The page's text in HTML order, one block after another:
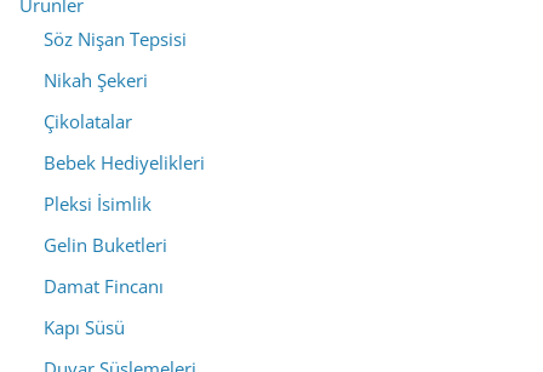
Ürünler
Söz Nişan Tepsisi
Nikah Şekeri
Çikolatalar
Bebek Hediyelikleri
Pleksi İsimlik
Gelin Buketleri
Damat Fincanı
Kapı Süsü